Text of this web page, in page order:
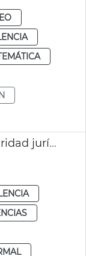
Ayuntamiento València seguridad jurídica propietarios viviendas vacías